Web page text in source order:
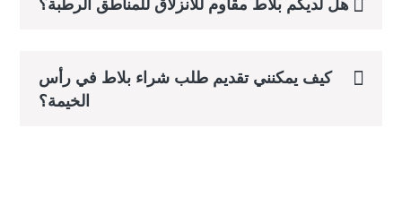
كيف يمكنني تقديم طلب شراء بلاط في رأس
الخيمة؟